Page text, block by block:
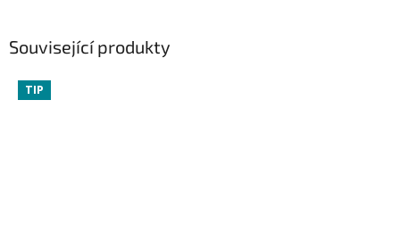
Související produkty
TIP